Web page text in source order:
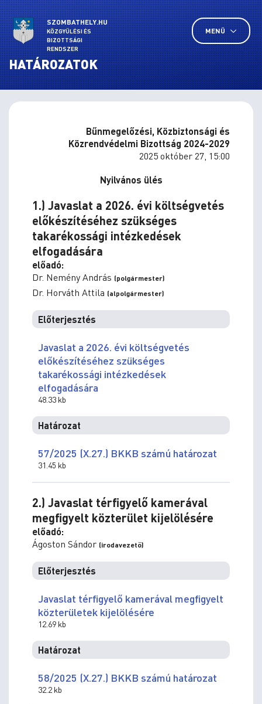
SZOMBATHELY.HU
KÖZGYŰLÉSI ÉS
BIZOTTSÁGI
RENDSZER
MENÜ
HATÁROZATOK
Bűnmegelőzési, Közbiztonsági és
Közrendvédelmi Bizottság 2024-2029
2025 október 27, 15:00
Nyilvános ülés
1.) Javaslat a 2026. évi költségvetés
előkészítéséhez szükséges
takarékossági intézkedések
elfogadására
előadó:
Dr. Nemény András (polgármester)
Dr. Horváth Attila (alpolgármester)
Előterjesztés
Javaslat a 2026. évi költségvetés
előkészítéséhez szükséges
takarékossági intézkedések
elfogadására
48.33 kb
Határozat
57/2025 (X.27.) BKKB számú határozat
31.45 kb
2.) Javaslat térfigyelő kamerával
megfigyelt közterület kijelölésére
előadó:
Ágoston Sándor (irodavezető)
Előterjesztés
Javaslat térfigyelő kamerával megfigyelt
közterületek kijelölésére
12.69 kb
Határozat
58/2025 (X.27.) BKKB számú határozat
32.2 kb